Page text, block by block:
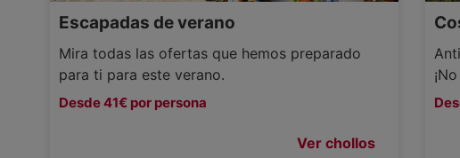
Escapadas de verano
Mira todas las ofertas que hemos preparado
para ti para este verano.
Desde 41€ por persona
Ver chollos